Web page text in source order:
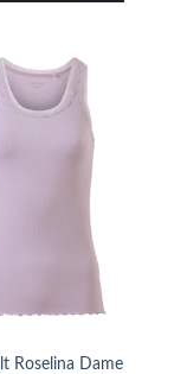
Roselina Dame